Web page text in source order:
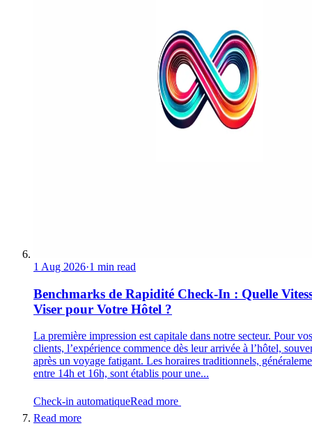
1 Aug 2026·1 min read
Benchmarks de Rapidité Check-In : Quelle
Viser pour Votre Hôtel ?
La première impression est capitale dans notre secteur. Pour vos
clients, l’expérience commence dès leur arrivée à l’hôtel,
après un voyage fatigant. Les horaires traditionnels,
entre 14h et 16h, sont établis pour une...
Check-in automatiqueRead more
Read more